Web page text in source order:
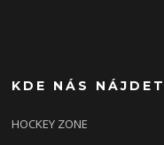
KDE NÁS
HOCKEY ZONE